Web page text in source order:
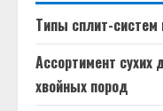
Типы сплит-
Ассортимент сухих
хвойных пород